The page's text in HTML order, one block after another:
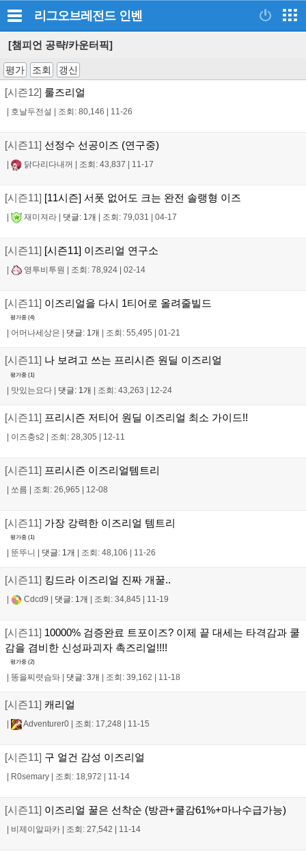
리그오브레전드 인벤
[챔피언 공략/카운터픽]
평가 조회 갱신
[시즌12] 룰즈리얼
호날두전설 조회: 80,146 11-26
[시즌11] 선정수 선공이즈 (연구중)
닭다리다내꺼 조회: 43,837 11-17
[시즌11] [11시즌] 서폿 없어도 크는 완전 솔랭형 이즈
재미져라 댓글: 1개 조회: 79,031 04-17
[시즌11] [시즌11] 이즈리얼 연구소
영투비투원 조회: 78,924 02-14
[시즌11] 이즈리얼을 다시 1티어로 올려줄빌드
평가중 (4)
어머나세상은 댓글: 1개 조회: 55,495 01-21
[시즌11] 나 보려고 쓰는 프리시즌 원딜 이즈리얼
평가중 (1)
| 맛있는요다 | 댓글: 1개 | 조회: 43,263 | 12-24
[시즌11] 프리시즌 저티어 원딜 이즈리얼 최소 가이드!!
| 이즈충s2 | 조회: 28,305 | 12-11
[시즌11] 프리시즌 이즈리얼템트리
| 쏘름 | 조회: 26,965 | 12-08
[시즌11] 가장 강력한 이즈리얼 템트리
평가중 (1)
뚠뚜니 댓글: 1개 조회: 48,106 11-26
[시즌11] 킹드라 이즈리얼 진짜 개꿀..
Cdcd9 댓글: 1개 조회: 34,845 11-19
[시즌11] 10000% 검증완료 트포이즈? 이제 끝 대세는 타격감과 쿨
감을 겸비한 신성파괴자 촉즈리얼!!!!
평가중 (2)
똥을찌렷슴돠 댓글: 3개 조회: 39,162 11-18
[시즌11] 캐리얼
Adventurer0 조회: 17,248 11-15
[시즌11] 구 얼건 감성 이즈리얼
R0semary 조회: 18,972 11-14
[시즌11] 이즈리얼 꿀은 선착순 (방관+쿨감61%+마나수급가능)
비제이알파카 조회: 27,542 11-14